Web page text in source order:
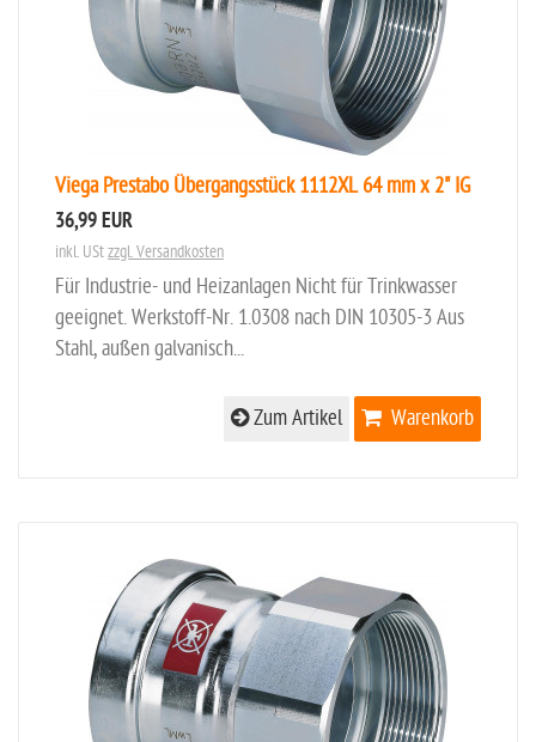
Viega Prestabo Übergangsstück 1112XL 64 mm x 2" IG
36,99 EUR
inkl. UStzzgl. Versandkosten
Für Industrie- und Heizanlagen Nicht für Trinkwasser
geeignet. Werkstoff-Nr. 1.0308 nach DIN 10305-3 Aus
Stahl, außen galvanisch...
Warenkorb
Zum Artikel